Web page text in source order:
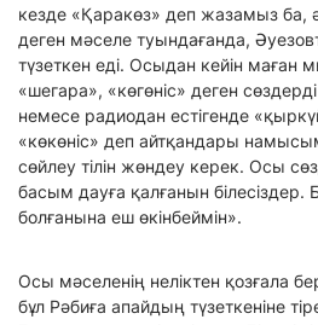
кезде «Қаракөз» деп жазамыз ба,
деген мәселе туындағанда,
түзеткен еді. Осыдан кейін маған
«шегара», «көгөніс» деген
немесе радиодан естігенде
«көкөніс» деп айтқандары
сөйлеу тілін жөндеу керек. Осы
басым дауға қалғанын білесіздер.
болғанына еш өкінбеймін».
Осы мәселенің неліктен қозғала
бұл Рәбиға апайдың түзеткеніне